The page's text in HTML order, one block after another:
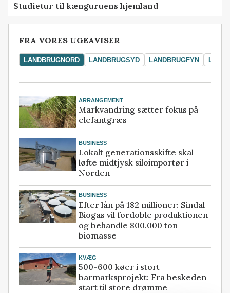
Studietur til kænguruens hjemland
FRA VORES UGEAVISER
LANDBRUGNORD LANDBRUGSYD LANDBRUGFYN
ARRANGEMENT
Markvandring sætter fokus på
elefantgræs
BUSINESS
Lokalt generationsskifte skal
løfte midtjysk siloimportør i
Norden
BUSINESS
Efter lån på 182 millioner: Sindal
Biogas vil fordoble produktionen
og behandle 800.000 ton
biomasse
KVÆG
500-600 køer i stort
barmarksprojekt: Fra beskeden
start til store drømme